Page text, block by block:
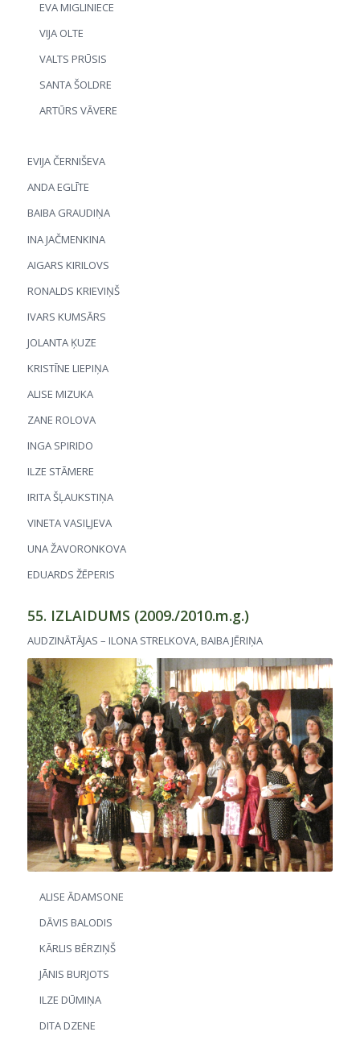
EVA MIGLINIECE
VIJA OLTE
VALTS PRŪSIS
SANTA ŠOLDRE
ARTŪRS VĀVERE
EVIJA ČERNIŠEVA
ANDA EGLĪTE
BAIBA GRAUDIŅA
INA JAČMENKINA
AIGARS KIRILOVS
RONALDS KRIEVIŅŠ
IVARS KUMSĀRS
JOLANTA ĶUZE
KRISTĪNE LIEPIŅA
ALISE MIZUKA
ZANE ROLOVA
INGA SPIRIDO
ILZE STĀMERE
IRITA ŠĻAUKSTIŅA
VINETA VASIĻJEVA
UNA ŽAVORONKOVA
EDUARDS ŽĒPERIS
55. IZLAIDUMS (2009./2010.m.g.)
AUDZINĀTĀJAS – ILONA STRELKOVA, BAIBA JĒRIŅA
ALISE ĀDAMSONE
DĀVIS BALODIS
KĀRLIS BĒRZIŅŠ
JĀNIS BURJOTS
ILZE DŪMIŅA
DITA DZENE